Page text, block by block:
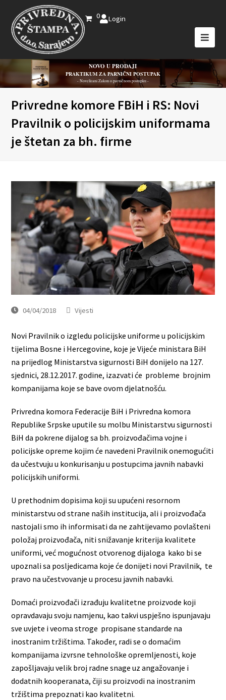
0 Login
NOVO U PRODAJI
PRAKTIKUM ZA PARNIČNI POSTUPAK
- Novelirani Zakon o parničnom postupku -
Privredne komore FBiH i RS: Novi
Pravilnik o policijskim uniformama
je štetan za bh. firme
04/04/2018 Vijesti
Novi Pravilnik o izgledu policijske uniforme u policijskim
tijelima Bosne i Hercegovine, koje je Vijeće ministara BiH
na prijedlog Ministarstva sigurnosti BiH donijelo na 127.
sjednici, 28.12.2017. godine, izazvati će probleme brojnim
kompanijama koje se bave ovom djelatnošću.
Privredna komora Federacije BiH i Privredna komora
Republike Srpske uputile su molbu Ministarstvu sigurnosti
BiH da pokrene dijalog sa bh. proizvođačima vojne i
policijske opreme kojim će navedeni Pravilnik onemogućiti
da učestvuju u konkurisanju u postupcima javnih nabavki
policijskih uniformi.
U prethodnim dopisima koji su upućeni resornom
ministarstvu od strane naših institucija, ali i proizvođača
nastojali smo ih informisati da ne zahtijevamo povlašteni
položaj proizvođača, niti snižavanje kriterija kvalitete
uniformi, već mogućnost otvorenog dijaloga kako bi se
upoznali sa posljedicama koje će donijeti novi Pravilnik, te
pravo na učestvovanje u procesu javnih nabavki.
Domaći proizvođači izrađuju kvalitetne proizvode koji
opravdavaju svoju namjenu, kao takvi uspješno ispunjavaju
sve uvjete i veoma stroge propisane standarde na
inostranim tržištima. Također, radi se o domaćim
kompanijama izvrsne tehnološke opremljenosti, koje
zapošljavaju velik broj radne snage uz angažovanje i
dodatnih kooperanata, čiji su proizvodi na inostranim
tržištima prepoznati kao kvalitetni.